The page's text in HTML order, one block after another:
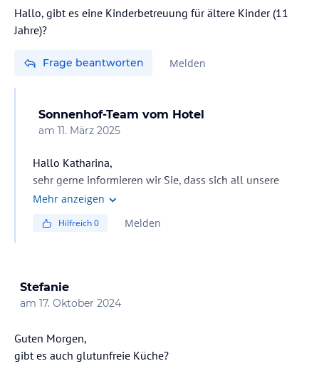
Hallo, gibt es eine Kinderbetreuung für ältere Kinder (11
Jahre)?
Frage beantworten Melden
Sonnenhof-Team vom Hotel
am 11. März 2025
Hallo Katharina,
sehr gerne informieren wir Sie, dass sich all unsere
kleinen Gäste untereinander auf unserem Outdoor-
bespaßen, aber wir können gerne eine externe
zukommen lassen dürfen.
Sonnige Grüße
Mehr anzeigen
Hilfreich0 Melden
Stefanie
am 17. Oktober 2024
Guten Morgen,
gibt es auch glutunfreie Küche?